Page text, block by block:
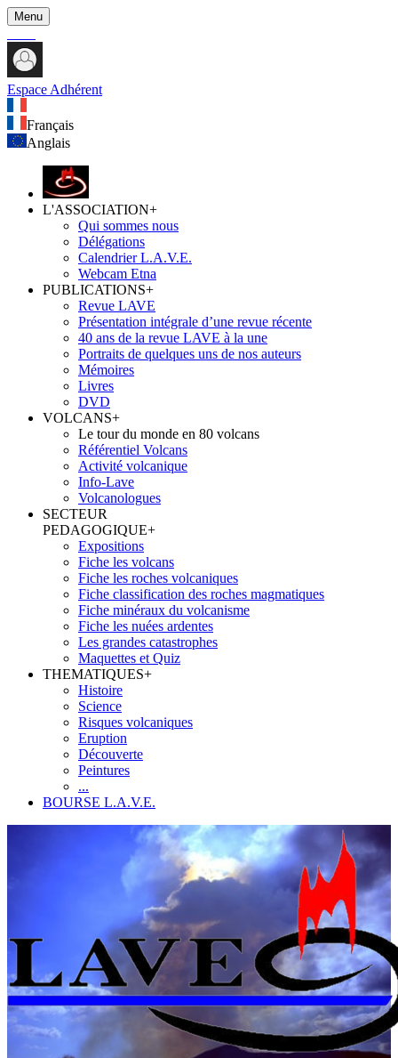
Menu
Espace Adhérent
Français
Anglais
L'ASSOCIATION+
Qui sommes nous
Délégations
Calendrier L.A.V.E.
Webcam Etna
PUBLICATIONS+
Revue LAVE
Présentation intégrale d’une revue récente
40 ans de la revue LAVE à la une
Portraits de quelques uns de nos auteurs
Mémoires
Livres
DVD
VOLCANS+
Le tour du monde en 80 volcans
Référentiel Volcans
Activité volcanique
Info-Lave
Volcanologues
SECTEUR
PEDAGOGIQUE+
Expositions
Fiche les volcans
Fiche les roches volcaniques
Fiche classification des roches magmatiques
Fiche minéraux du volcanisme
Fiche les nuées ardentes
Les grandes catastrophes
Maquettes et Quiz
THEMATIQUES+
Histoire
Science
Risques volcaniques
Eruption
Découverte
Peintures
...
BOURSE L.A.V.E.